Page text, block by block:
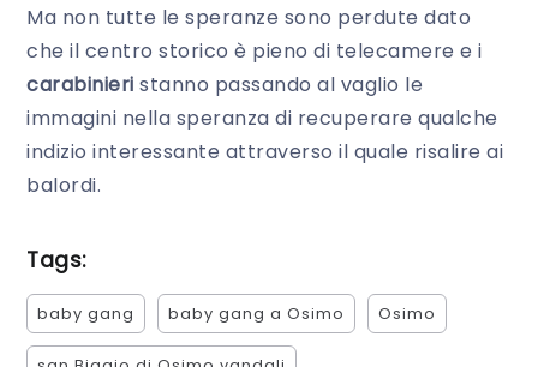
Ma non tutte le speranze sono perdute dato
che il centro storico è pieno di telecamere e i
carabinieri stanno passando al vaglio le
immagini nella speranza di recuperare qualche
indizio interessante attraverso il quale risalire ai
balordi.
Tags:
baby gang baby gang a Osimo Osimo